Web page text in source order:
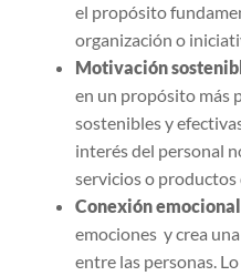
el propósito
organización o
Motivación
en un propósito más
sostenibles y
interés del personal
servicios o productos
Conexión emocional
emociones y crea
entre las personas.